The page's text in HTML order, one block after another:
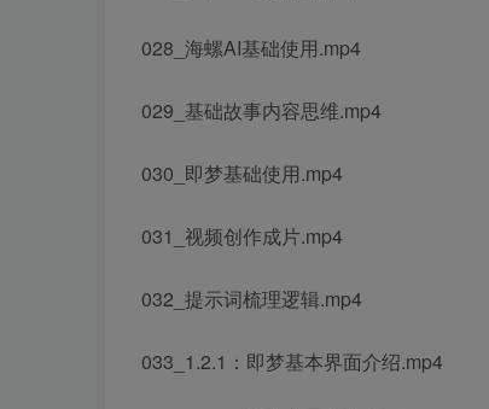
028_海螺AI基础使用.mp4
029_基础故事内容思维.mp4
030_即梦基础使用.mp4
031_视频创作成片.mp4
032_提示词梳理逻辑.mp4
033_1.2.1：即梦基本界面介绍.mp4